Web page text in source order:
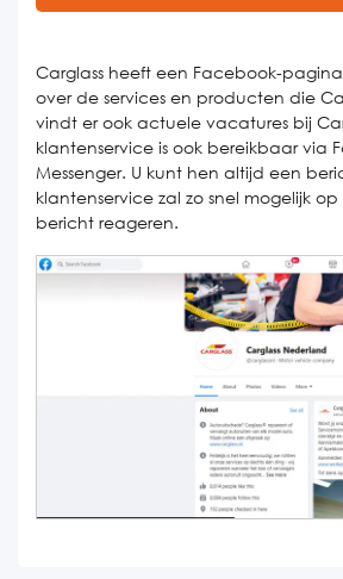
Carglass heeft een Facebook-
over de services en producten die
vindt er ook actuele vacatures bij
klantenservice is ook bereikbaar via
Messenger. U kunt hen altijd een
klantenservice zal zo snel mogelijk op
bericht reageren.